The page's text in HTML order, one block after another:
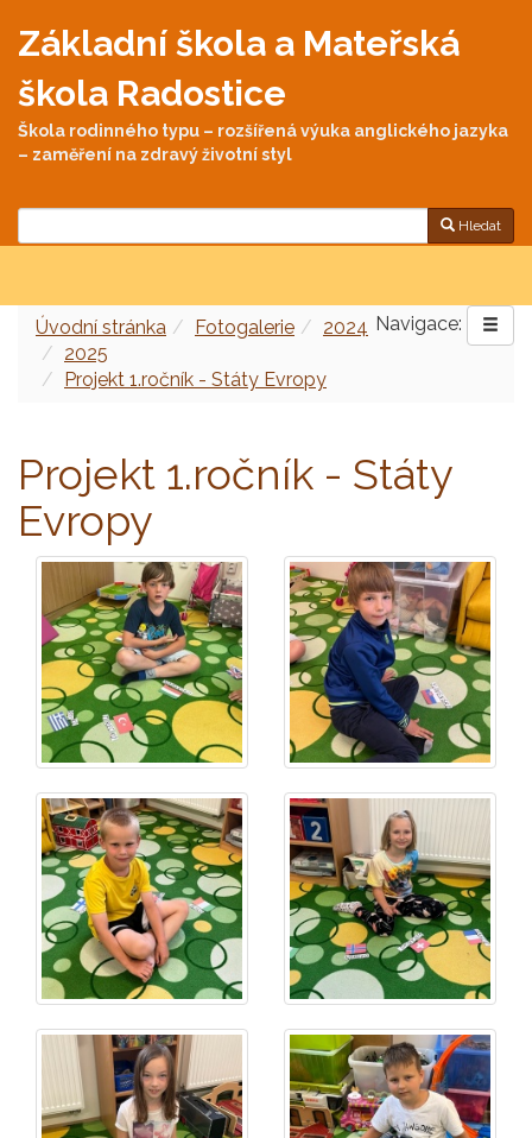
Základní škola a Mateřská
škola Radostice
Škola rodinného typu – rozšířená výuka anglického jazyka
– zaměření na zdravý životní styl
Hledat
Navigace:
Úvodní stránka Fotogalerie
2024
2025
Projekt 1.ročník - Státy Evropy
Projekt 1.ročník - Státy
Evropy